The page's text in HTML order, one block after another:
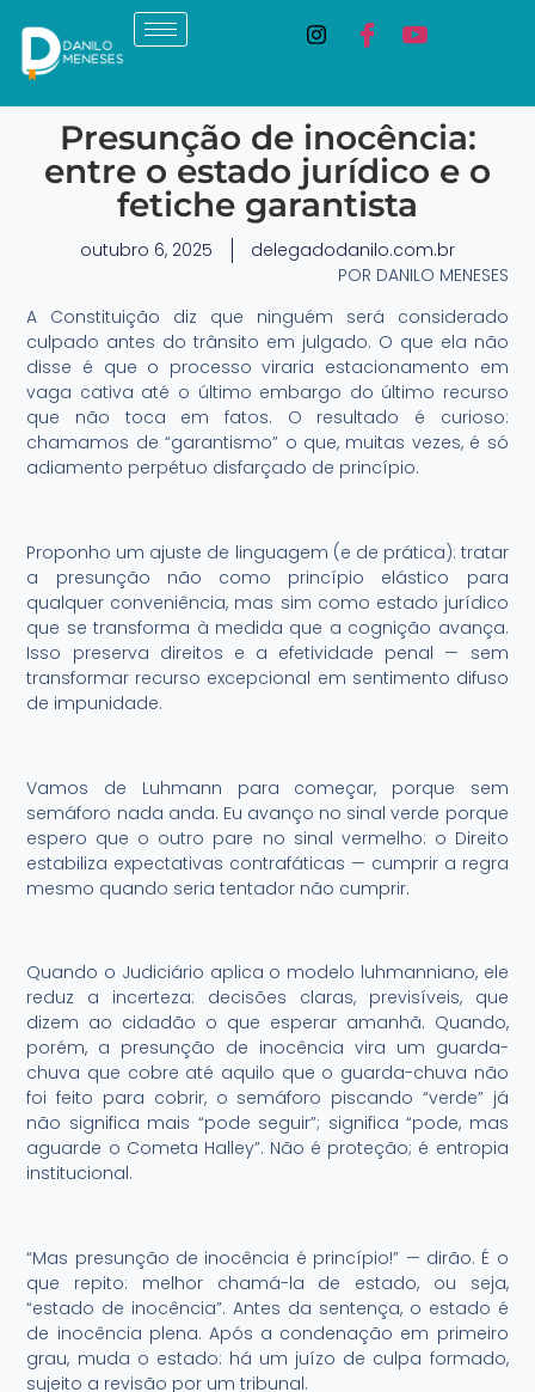
Presunção de inocência:
entre o estado jurídico e o
fetiche garantista
outubro 6, 2025
delegadodanilo.com.br
POR DANILO MENESES
A Constituição diz que ninguém será considerado
culpado antes do trânsito em julgado. O que ela não
disse é que o processo viraria estacionamento em
vaga cativa até o último embargo do último recurso
que não toca em fatos. O resultado é curioso:
chamamos de “garantismo” o que, muitas vezes, é só
adiamento perpétuo disfarçado de princípio.
Proponho um ajuste de linguagem (e de prática): tratar
a presunção não como princípio elástico para
qualquer conveniência, mas sim como estado jurídico
que se transforma à medida que a cognição avança.
Isso preserva direitos e a efetividade penal — sem
transformar recurso excepcional em sentimento difuso
de impunidade.
Vamos de Luhmann para começar, porque sem
semáforo nada anda. Eu avanço no sinal verde porque
espero que o outro pare no sinal vermelho: o Direito
estabiliza expectativas contrafáticas — cumprir a regra
mesmo quando seria tentador não cumprir.
Quando o Judiciário aplica o modelo luhmanniano, ele
reduz a incerteza: decisões claras, previsíveis, que
dizem ao cidadão o que esperar amanhã. Quando,
porém, a presunção de inocência vira um guarda-
chuva que cobre até aquilo que o guarda-chuva não
foi feito para cobrir, o semáforo piscando “verde” já
não significa mais “pode seguir”; significa “pode, mas
aguarde o Cometa Halley”. Não é proteção; é entropia
institucional.
“Mas presunção de inocência é princípio!” — dirão. É o
que repito: melhor chamá-la de estado, ou seja,
“estado de inocência”. Antes da sentença, o estado é
de inocência plena. Após a condenação em primeiro
grau, muda o estado: há um juízo de culpa formado,
sujeito a revisão por um tribunal.